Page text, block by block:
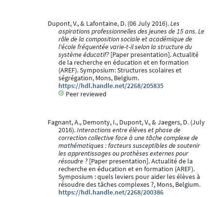
Dupont, V., & Lafontaine, D. (06 July 2016).Les
aspirations professionnelles des jeunes de 15 ans. Le
rôle de la composition sociale et académique de
l'école fréquentée varie-t-il selon la structure du
système éducatif? [Paper presentation]. Actualité
de la recherche en éducation et en formation
(AREF). Symposium: Structures scolaires et
ségrégation, Mons, Belgium.
https://hdl.handle.net/2268/205835
Peer reviewed
Fagnant, A., Demonty, I., Dupont, V., & Jaegers, D. (July
2016).Interactions entre élèves et phase de
correction collective face à une tâche complexe de
mathématiques : facteurs susceptibles de soutenir
les apprentissages ou prothèses externes pour
résoudre ? [Paper presentation]. Actualité de la
recherche en éducation et en formation (AREF).
Symposium : quels leviers pour aider les élèves à
résoudre des tâches complexes ?, Mons, Belgium.
https://hdl.handle.net/2268/200386